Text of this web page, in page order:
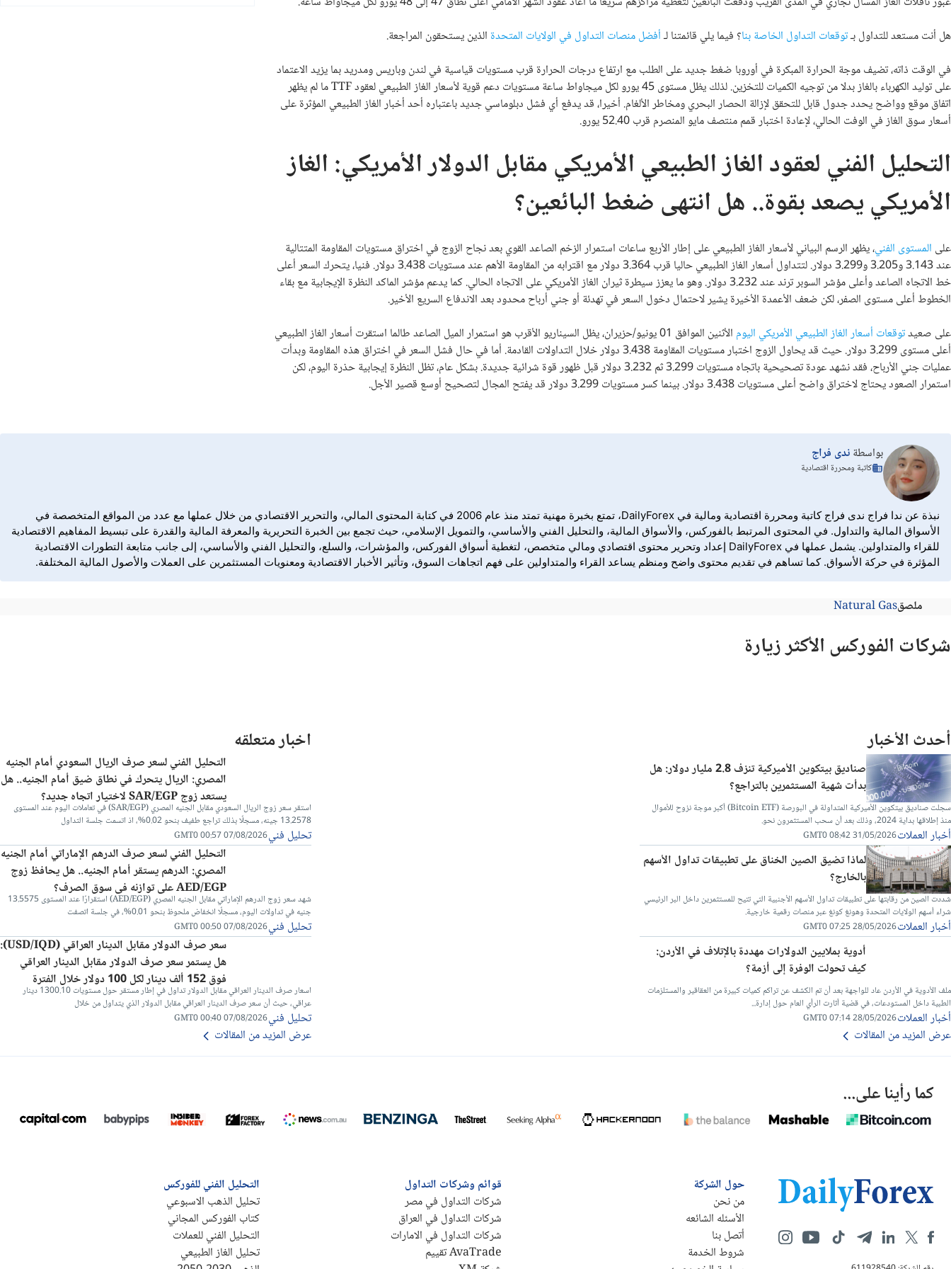
هل أنت مستعد للتداول بـتوقعات التداول الخاصة بنا؟ فيما يلي قائمتنا لـأفضل منصات التداول في الولايات المتحدة الذين يستحقون المراجعة.
في الوقت ذاته، تضيف موجة الحرارة المبكرة في أوروبا ضغط جديد على الطلب مع ارتفاع درجات الحرارة قرب مستويات قياسية في لندن وباريس ومدريد بما يزيد الاعتماد
على توليد الكهرباء بالغاز بدلا من توجيه الكميات للتخزين. لذلك يظل مستوى 45 يورو لكل ميجاواط ساعة مستويات دعم قوية لأسعار الغاز الطبيعي لعقود TTF ما لم يظهر
اتفاق موقع وواضح يحدد جدول قابل للتحقق لإزالة الحصار البحري ومخاطر الألغام. أخيرا، قد يدفع أي فشل دبلوماسي جديد باعتباره أحد أخبار الغاز الطبيعي المؤثرة على
أسعار سوق الغاز في الوفت الحالي، لإعادة اختبار قمم منتصف مايو المنصرم قرب 52.40 يورو.
التحليل الفني لعقود الغاز الطبيعي الأمريكي مقابل الدولار الأمريكي: الغاز
الأمريكي يصعد بقوة.. هل انتهى ضغط البائعين؟
على المستوى الفني، يظهر الرسم البياني لأسعار الغاز الطبيعي على إطار الأربع ساعات استمرار الزخم الصاعد القوي بعد نجاح الزوج في اختراق مستويات المقاومة المتتالية
عند 3.143 و3.205 و3.299 دولار. لتتداول أسعار الغاز الطبيعي حاليا قرب 3.364 دولار مع اقترابه من المقاومة الأهم عند مستويات 3.438 دولار. فنيا، يتحرك السعر أعلى
خط الاتجاه الصاعد وأعلى مؤشر السوبر ترند عند 3.232 دولار. وهو ما يعزز سيطرة ثيران الغاز الأمريكي على الاتجاه الحالي. كما يدعم مؤشر الماكد النظرة الإيجابية مع بقاء
الخطوط أعلى مستوى الصفر، لكن ضعف الأعمدة الأخيرة يشير لاحتمال دخول السعر في تهدئة أو جني أرباح محدود بعد الاندفاع السريع الأخير.
على صعيدتوقعات أسعار الغاز الطبيعي الأمريكي اليوم
الأثنين الموافق 01 يونيو/حزيران، يظل السيناريو الأقرب هو استمرار الميل الصاعد طالما استقرت أسعار الغاز الطبيعي
أعلى مستوى 3.299 دولار. حيث قد يحاول الزوج اختبار مستويات المقاومة 3.438 دولار خلال التداولات القادمة. أما في حال فشل السعر في اختراق هذه المقاومة وبدأت
عمليات جني الأرباح، فقد نشهد عودة تصحيحية باتجاه مستويات 3.299 ثم 3.232 دولار قبل ظهور قوة شرائية جديدة. بشكل عام، تظل النظرة إيجابية حذرة اليوم، لكن
استمرار الصعود يحتاج لاختراق واضح أعلى مستويات 3.438 دولار. بينما كسر مستويات 3.299 دولار قد يفتح المجال لتصحيح أوسع قصير الأجل.
بواسطةندى فراج
كاتبة ومحررة اقتصادية
نبذة عن ندا فراج ندى فراج كاتبة ومحررة اقتصادية ومالية في DailyForex، تمتع بخبرة مهنية تمتد منذ عام 2006 في كتابة المحتوى المالي، والتحرير الاقتصادي من خلال عملها مع عدد من المواقع المتخصصة في
الأسواق المالية والتداول. في المحتوى المرتبط بالفوركس، والأسواق المالية، والتحليل الفني والأساسي، والتمويل الإسلامي، حيث تجمع بين الخبرة التحريرية والمعرفة المالية والقدرة على تبسيط المفاهيم الاقتصادية
للقراء والمتداولين. يشمل عملها في DailyForex إعداد وتحرير محتوى اقتصادي ومالي متخصص، لتغطية أسواق الفوركس، والمؤشرات، والسلع، والتحليل الفني والأساسي، إلى جانب متابعة التطورات الاقتصادية
المؤثرة في حركة الأسواق. كما تساهم في تقديم محتوى واضح ومنظم يساعد القراء والمتداولين على فهم اتجاهات السوق، وتأثير الأخبار الاقتصادية ومعنويات المستثمرين على العملات والأصول المالية المختلفة.
ملصقNatural Gas
شركات الفوركس الأكثر زيارة
أحدث الأخبار
صناديق بيتكوين الأميركية تنزف 2.8 مليار دولار: هل
بدأت شهية المستثمرين بالتراجع؟
سجلت صناديق بيتكوين الأميركية المتداولة في البورصة (Bitcoin ETF) أكبر موجة نزوح للأموال
منذ إطلاقها بداية 2024، وذلك بعد أن سحب المستثمرون نحو.
أخبار العملات31/05/2026 08:42 GMT0
لماذا تضيق الصين الخناق على تطبيقات تداول الأسهم
بالخارج؟
شددت الصين من رقابتها على تطبيقات تداول الأسهم الأجنبية التي تتيح للمستثمرين داخل البر الرئيسي
شراء أسهم الولايات المتحدة وهونغ كونغ عبر منصات رقمية خارجية.
أخبار العملات28/05/2026 07:25 GMT0
أدوية بملايين الدولارات مهددة بالإتلاف في الأردن:
كيف تحولت الوفرة إلى أزمة؟
ملف الأدوية في الأردن عاد للواجهة بعد أن تم الكشف عن تراكم كميات كبيرة من العقاقير والمستلزمات
الطبية داخل المستودعات، في قضية أثارت الرأي العام حول إدارة...
أخبار العملات28/05/2026 07:14 GMT0
عرض المزيد من المقالات
اخبار متعلقه
التحليل الفني لسعر صرف الريال السعودي أمام الجنيه
المصري: الريال يتحرك في نطاق ضيق أمام الجنيه.. هل
يستعد زوج SAR/EGP لاختيار اتجاه جديد؟
استقر سعر زوج الريال السعودي مقابل الجنيه المصري (SAR/EGP) في تعاملات اليوم عند المستوى
13.2578 جينه، مسجلًا بذلك تراجع طفيف بنحو 0.02%، اذ اتسمت جلسة التداول
تحليل فني07/08/2026 00:57 GMT0
التحليل الفني لسعر صرف الدرهم الإماراتي أمام الجنيه
المصري: الدرهم يستقر أمام الجنيه.. هل يحافظ زوج
AED/EGP على توازنه في سوق الصرف؟
شهد سعر زوج الدرهم الإماراتي مقابل الجنيه المصري (AED/EGP) استقرارًا عند المستوى 13.5575
جنيه في تداولات اليوم، مسجلًا انخفاض ملحوظ بنحو 0.01%، في جلسة اتصفت
تحليل فني07/08/2026 00:50 GMT0
سعر صرف الدولار مقابل الدينار العراقي (USD/IQD):
هل يستمر سعر صرف الدولار مقابل الدينار العراقي
فوق 152 ألف دينار لكل 100 دولار خلال الفترة
المقبلة؟
اسعار صرف الدينار العراقي مقابل الدولار تداول في إطار مستقر حول مستويات 1300.10 دينار
عراقي، حيث أن سعر صرف الدينار العراقي مقابل الدولار الذي يتداول من خلال
تحليل فني07/08/2026 00:40 GMT0
عرض المزيد من المقالات
كما رأينا على...
حول الشركة
من نحن
الأسئله الشائعه
أتصل بنا
شروط الخدمة
قوائم وشركات التداول
شركات التداول في مصر
شركات التداول في العراق
شركات التداول في الامارات
AvaTrade تقييم
التحليل الفني للفوركس
تحليل الذهب الاسبوعي
كتاب الفوركس المجاني
التحليل الفني للعملات
تحليل الغاز الطبيعي